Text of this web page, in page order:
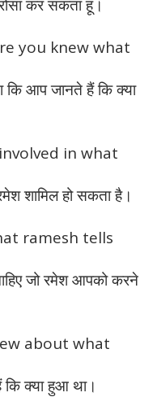
कर सकता हूं।
you knew what
कि आप जानते हैं कि क्या
in what
शामिल हो सकता है।
ramesh tells
जो रमेश आपको करने
about what
क्या हुआ था।